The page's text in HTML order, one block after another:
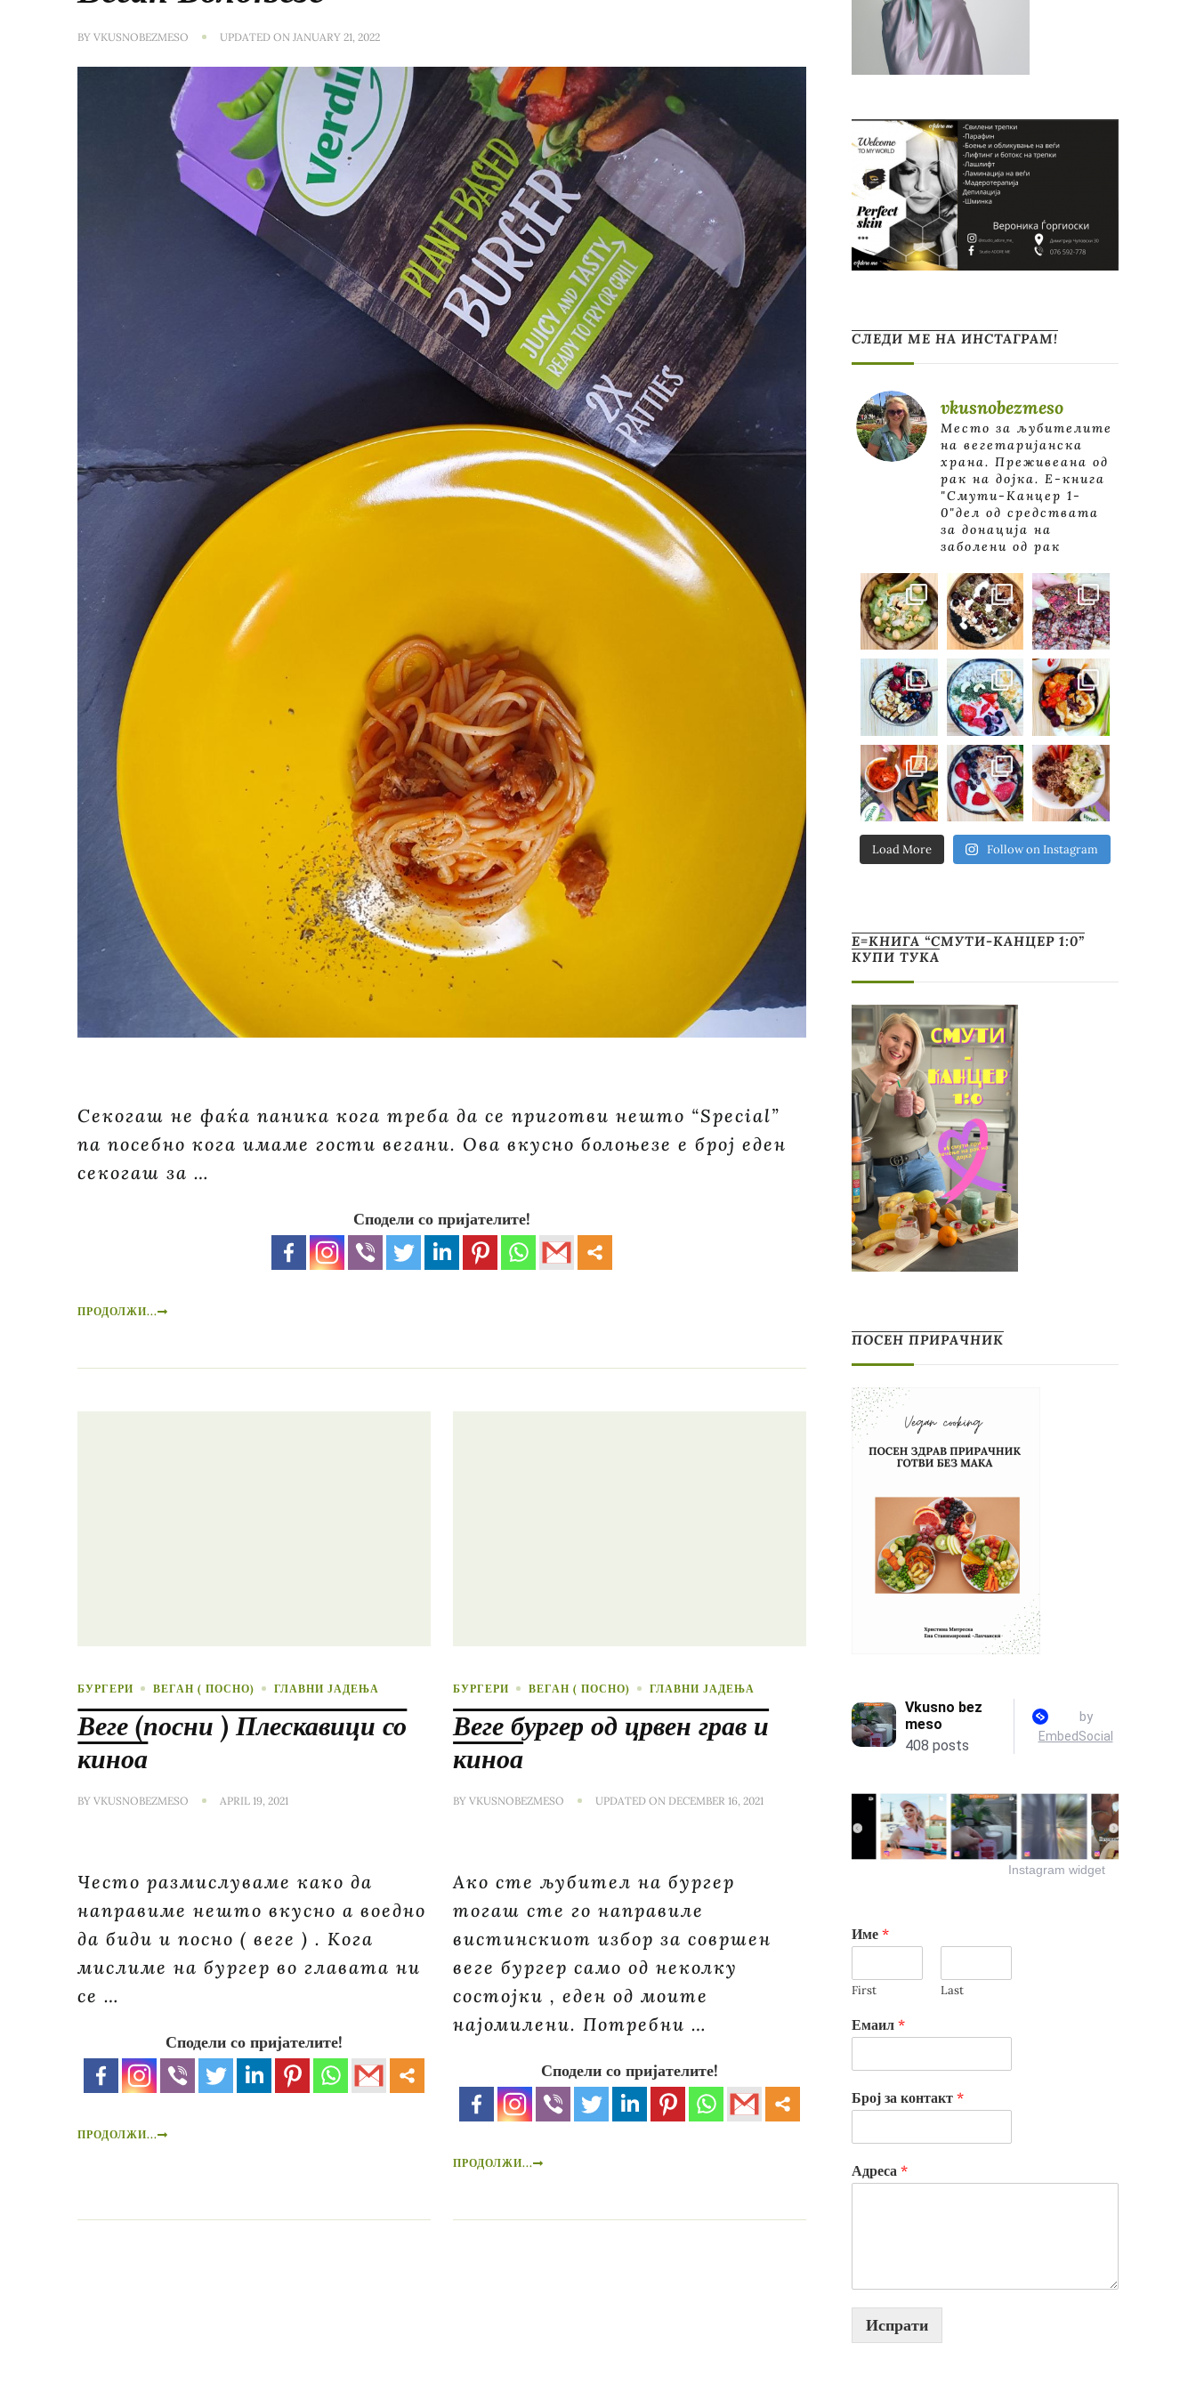
BYVKUSNOBEZMESO UPDATED ON JANUARY 21, 2022
Секогаш не фаќа паника кога треба да се приготви нешто “Special”
па посебно кога имаме гости вегани. Ова вкусно болоњезе е број еден
секогаш за …
Сподели со пријателите!
ПРОДОЛЖИ...
БУРГЕРИ ВЕГАН ( ПОСНО) ГЛАВНИ ЈАДЕЊА
Веге (посни ) Плескавици со
киноа
BYVKUSNOBEZMESO APRIL 19, 2021
Често размислуваме како да
направиме нешто вкусно а воедно
да биди и посно ( веге ) . Кога
мислиме на бургер во главата ни
се …
Сподели со пријателите!
ПРОДОЛЖИ...
БУРГЕРИ ВЕГАН ( ПОСНО) ГЛАВНИ ЈАДЕЊА
Веге бургер од црвен грав и
киноа
BYVKUSNOBEZMESO UPDATED ON DECEMBER 16, 2021
Ако сте љубител на бургер
тогаш сте го направиле
вистинскиот избор за совршен
веге бургер само од неколку
состојки , еден од моите
најомилени. Потребни …
Сподели со пријателите!
ПРОДОЛЖИ...
СЛЕДИ МЕ НА ИНСТАГРАМ!
vkusnobezmeso
Место за љубителите
на вегетаријанска
храна. Преживеана од
рак на дојка. E-книга
"Смути-Канцер 1-
0"дел од средствата
за донација на
заболени од рак
Load More Follow on Instagram
Е=КНИГА “СМУТИ-КАНЦЕР 1:0”
КУПИ ТУКА
ПОСЕН ПРИРАЧНИК
Instagram widget
Име *
First Last
Емаил *
Број за контакт *
Адреса *
Испрати